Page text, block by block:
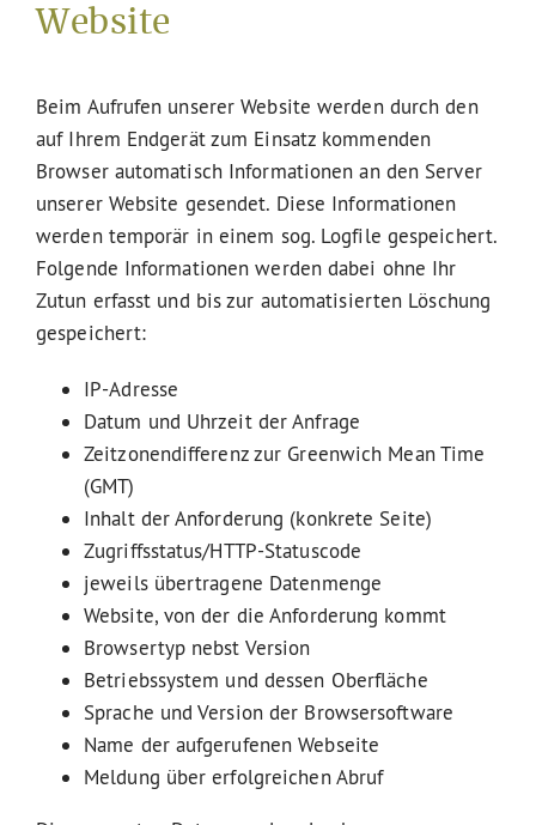
Website
Beim Aufrufen unserer Website werden durch den
auf Ihrem Endgerät zum Einsatz kommenden
Browser automatisch Informationen an den Server
unserer Website gesendet. Diese Informationen
werden temporär in einem sog. Logfile gespeichert.
Folgende Informationen werden dabei ohne Ihr
Zutun erfasst und bis zur automatisierten Löschung
gespeichert:
IP-Adresse
Datum und Uhrzeit der Anfrage
Zeitzonendifferenz zur Greenwich Mean Time
(GMT)
Inhalt der Anforderung (konkrete Seite)
Zugriffsstatus/HTTP-Statuscode
jeweils übertragene Datenmenge
Website, von der die Anforderung kommt
Browsertyp nebst Version
Betriebssystem und dessen Oberfläche
Sprache und Version der Browsersoftware
Name der aufgerufenen Webseite
Meldung über erfolgreichen Abruf